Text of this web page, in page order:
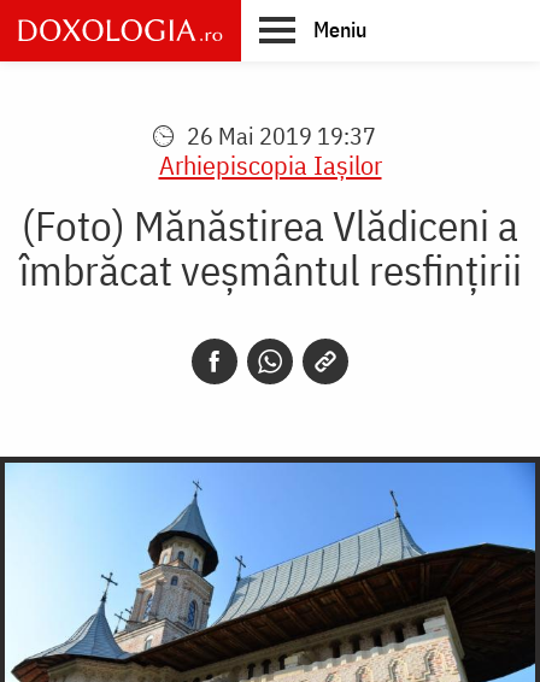
Skip
to
main
Meniu
26 Mai 2019 19:37
Arhiepiscopia Iaşilor
(Foto) Mănăstirea Vlădiceni a
îmbrăcat veșmântul resfințirii